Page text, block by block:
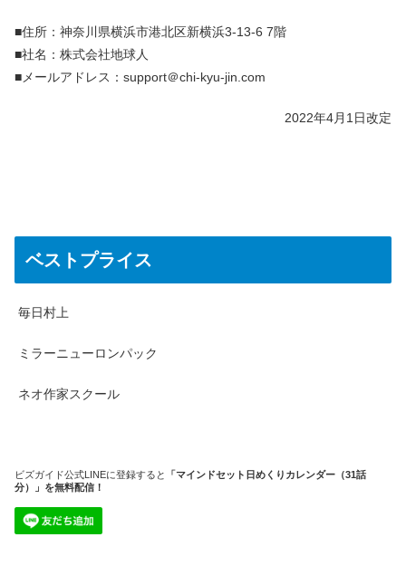
■住所：神奈川県横浜市港北区新横浜3-13-6 7階
■社名：株式会社地球人
■メールアドレス：support＠chi-kyu-jin.com
2022年4月1日改定
ベストプライス
毎日村上
ミラーニューロンパック
ネオ作家スクール
ビズガイド公式LINEに登録すると
「マインドセット日めくりカレンダー（31話
分）」を無料配信！